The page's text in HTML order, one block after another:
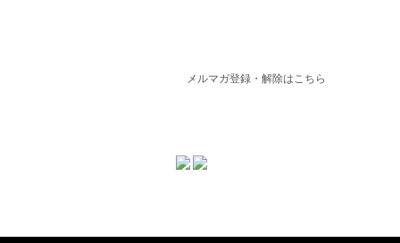
メルマガ登録・解除はこちら